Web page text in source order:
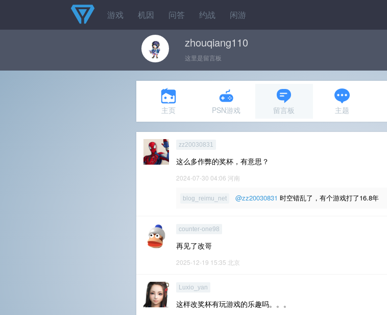
游戏 机因 问答 约战 闲游
zhouqiang110
这里是留言板
主页 PSN游戏 留言板 主题
zz20030831
这么多作弊的奖杯，有意思？
2024-07-30 04:06 河南
blog_reimu_net @zz20030831 时空错乱了，有个游戏打了16.8年
counter-one98
再见了改哥
2025-12-19 15:35 北京
Luxio_yan
这样改奖杯有玩游戏的乐趣吗。。。